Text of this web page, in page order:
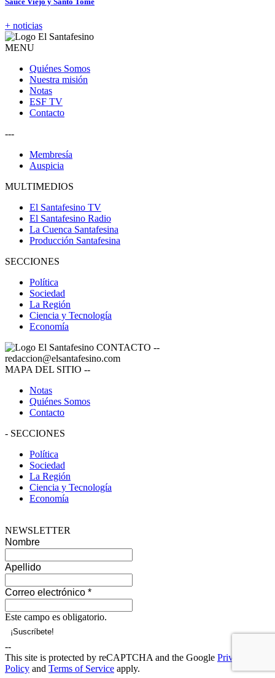
+ noticias
MENU
Quiénes Somos
Nuestra misión
Notas
ESF TV
Contacto
---
Membresía
Auspicia
MULTIMEDIOS
El Santafesino TV
El Santafesino Radio
La Cuenca Santafesina
Producción Santafesina
SECCIONES
Política
Sociedad
La Región
Ciencia y Tecnología
Economía
CONTACTO --
redaccion@elsantafesino.com
MAPA DEL SITIO --
Notas
Quiénes Somos
Contacto
- SECCIONES
Política
Sociedad
La Región
Ciencia y Tecnología
Economía
NEWSLETTER
Nombre
Apellido
Correo electrónico *
Este campo es obligatorio.
--
This site is protected by reCAPTCHA and the Google Privacy
Policy and Terms of Service apply.